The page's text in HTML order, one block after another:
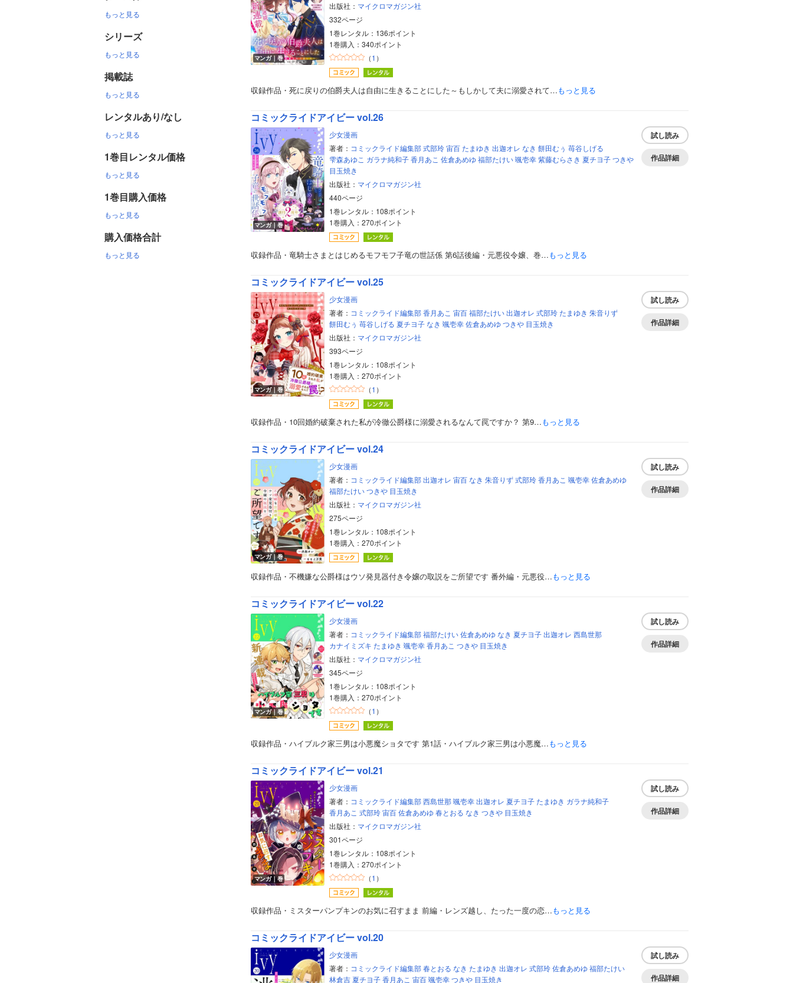
もっと見る
シリーズ
もっと見る
掲載誌
もっと見る
レンタルあり/なし
もっと見る
1巻目レンタル価格
もっと見る
1巻目購入価格
もっと見る
購入価格合計
もっと見る
ボーイズラブ
ティーンズラブ
美女・美少女
女性写真集
マンガ｜巻
出版社： マイクロマガジン社
332ページ
1巻レンタル：136ポイント
1巻購入：340ポイント
（1 ）
収録作品・死に戻りの伯爵夫人は自由に生きることにした～もしかして夫に溺愛されて…もっと見る
コミックライドアイビー vol.26
マンガ｜巻
少女漫画
著者： コミックライド編集部 式部玲 宙百 たまゆき 出迦オレ なき 餅田むぅ 苺谷しげる
雫森あゆこ ガラナ純和子 香月あこ 佐倉あめゆ 福部たけい 颯壱幸 紫藤むらさき 夏チヨ子 つきや
目玉焼き
出版社： マイクロマガジン社
440ページ
1巻レンタル：108ポイント
1巻購入：270ポイント
試し読み
作品詳細
収録作品・竜騎士さまとはじめるモフモフ子竜の世話係 第6話後編・元悪役令嬢、巻…もっと見る
コミックライドアイビー vol.25
マンガ｜巻
少女漫画
著者： コミックライド編集部 香月あこ 宙百 福部たけい 出迦オレ 式部玲 たまゆき 朱音りず
餅田むぅ 苺谷しげる 夏チヨ子 なき 颯壱幸 佐倉あめゆ つきや 目玉焼き
出版社： マイクロマガジン社
393ページ
1巻レンタル：108ポイント
1巻購入：270ポイント
（1 ）
試し読み
作品詳細
収録作品・10回婚約破棄された私が冷徹公爵様に溺愛されるなんて罠ですか？ 第9…もっと見る
コミックライドアイビー vol.24
マンガ｜巻
少女漫画
著者： コミックライド編集部 出迦オレ 宙百 なき 朱音りず 式部玲 香月あこ 颯壱幸 佐倉あめゆ
福部たけい つきや 目玉焼き
出版社： マイクロマガジン社
275ページ
1巻レンタル：108ポイント
1巻購入：270ポイント
試し読み
作品詳細
収録作品・不機嫌な公爵様はウソ発見器付き令嬢の取説をご所望です 番外編・元悪役…もっと見る
コミックライドアイビー vol.22
マンガ｜巻
少女漫画
著者： コミックライド編集部 福部たけい 佐倉あめゆ なき 夏チヨ子 出迦オレ 西島世那
カナイミズキ たまゆき 颯壱幸 香月あこ つきや 目玉焼き
出版社： マイクロマガジン社
345ページ
1巻レンタル：108ポイント
1巻購入：270ポイント
（1 ）
試し読み
作品詳細
収録作品・ハイブルク家三男は小悪魔ショタです 第1話・ハイブルク家三男は小悪魔…もっと見る
コミックライドアイビー vol.21
マンガ｜巻
少女漫画
著者： コミックライド編集部 西島世那 颯壱幸 出迦オレ 夏チヨ子 たまゆき ガラナ純和子
香月あこ 式部玲 宙百 佐倉あめゆ 春とおる なき つきや 目玉焼き
出版社： マイクロマガジン社
301ページ
1巻レンタル：108ポイント
1巻購入：270ポイント
（1 ）
試し読み
作品詳細
収録作品・ミスターパンプキンのお気に召すまま 前編・レンズ越し、たった一度の恋…もっと見る
コミックライドアイビー vol.20
少女漫画
著者： コミックライド編集部 春とおる なき たまゆき 出迦オレ 式部玲 佐倉あめゆ 福部たけい
林倉吉 夏チヨ子 香月あこ 宙百 颯壱幸 つきや 目玉焼き
試し読み
作品詳細